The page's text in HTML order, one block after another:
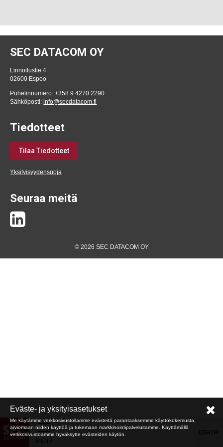
SEC DATACOM OY
Linnoitustie 4
02600 Espoo
Puhelinnumero: +358 9 4270 2290
Sähköposti:info@secdatacom.fi
Tiedotteet
Tilaa Tiedotteet
Yksityisyydensuoja
Seuraa meitä
© 2026 SEC DATACOM OY
Eväste- ja yksityisasetukset
Me käytämme verkkosivustollamme evästeitä parantaaksemme käyttökokemusta,
arviomaan niiden käyttöä ja tukemaan markkinointipalveluitamme. Käyttämällä
verkkosivustoamme hyväksytte evästeiden käytön.